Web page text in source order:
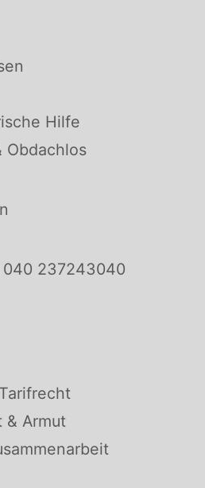
Hilfe
Obdachlos
237243040
& Armut